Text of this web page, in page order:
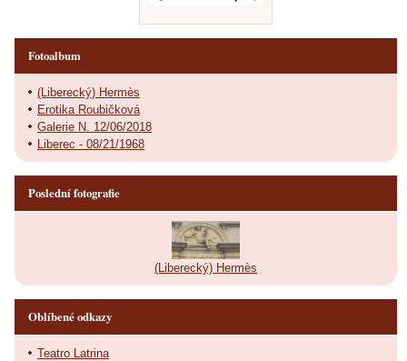
Fotoalbum
(Liberecký) Hermès
Erotika Roubičková
Galerie N. 12/06/2018
Liberec - 08/21/1968
Poslední fotografie
(Liberecký) Hermès
Oblíbené odkazy
Teatro Latrina